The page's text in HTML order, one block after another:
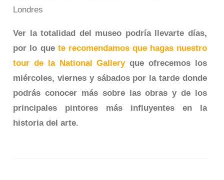
Londres
Ver la totalidad del museo podría llevarte días,
por lo que te recomendamos que hagas nuestro
tour de la National Galleryque ofrecemos los
miércoles, viernes y sábados por la tarde donde
podrás conocer más sobre las obras y de los
principales pintores más influyentes en la
historia del arte.